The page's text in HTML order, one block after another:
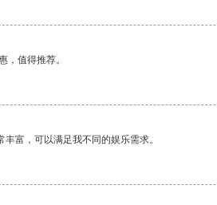
，值得推荐。
富，可以满足我不同的娱乐需求。